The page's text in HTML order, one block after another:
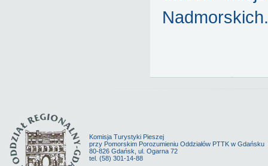
Nadmorskich.
Komisja Turystyki Pieszej
przy Pomorskim Porozumieniu Oddziałów PTTK w Gdańsku
80-826 Gdańsk, ul. Ogarna 72
tel. (58) 301-14-88